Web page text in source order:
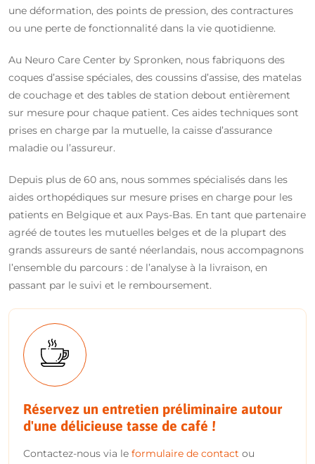
une déformation, des points de pression, des contractures
ou une perte de fonctionnalité dans la vie quotidienne.
Au Neuro Care Center by Spronken, nous fabriquons des
coques d’assise spéciales, des coussins d’assise, des matelas
de couchage et des tables de station debout entièrement
sur mesure pour chaque patient. Ces aides techniques sont
prises en charge par la mutuelle, la caisse d’assurance
maladie ou l’assureur.
Depuis plus de 60 ans, nous sommes spécialisés dans les
aides orthopédiques sur mesure prises en charge pour les
patients en Belgique et aux Pays-Bas. En tant que partenaire
agréé de toutes les mutuelles belges et de la plupart des
grands assureurs de santé néerlandais, nous accompagnons
l’ensemble du parcours : de l’analyse à la livraison, en
passant par le suivi et le remboursement.
Réservez un entretien préliminaire autour
d'une délicieuse tasse de café !
Contactez-nous via le formulaire de contact ou